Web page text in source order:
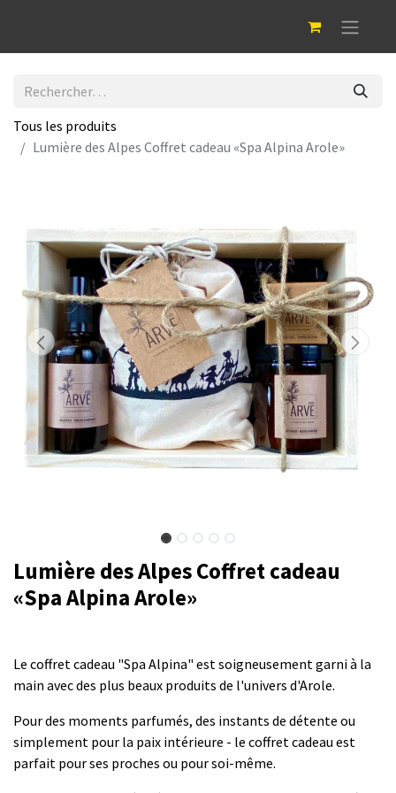
Tous les produits
Lumière des Alpes Coffret cadeau «Spa Alpina Arole»
Lumière des Alpes Coffret cadeau
«Spa Alpina Arole»
Le coffret cadeau "Spa Alpina" est soigneusement garni à la
main avec des plus beaux produits de l'univers d'Arole.
Pour des moments parfumés, des instants de détente ou
simplement pour la paix intérieure - le coffret cadeau est
parfait pour ses proches ou pour soi-même.